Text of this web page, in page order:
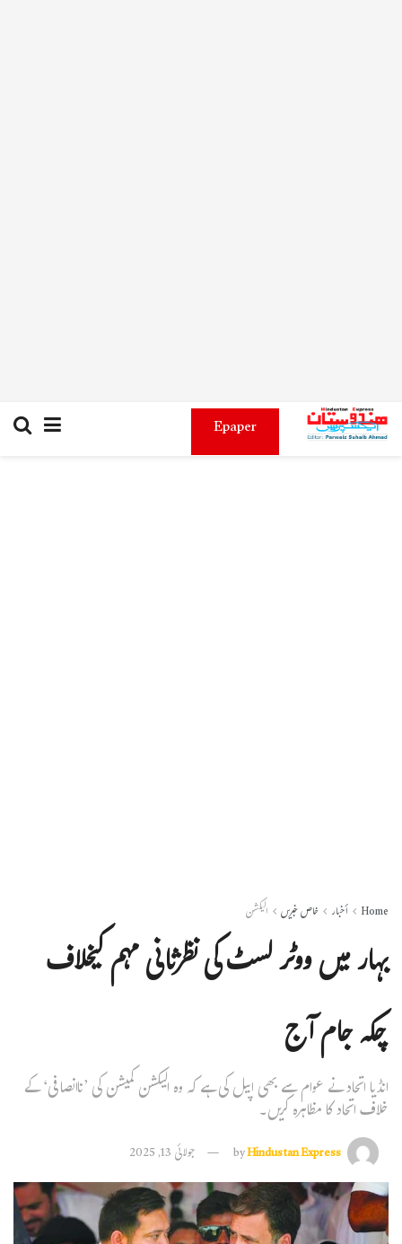
Epaper
Home أخبار خاص خبریں الیکشن
بہار میں ووٹر لسٹ کی نظرثانی مہم کیخلاف
چکہ جام آج
انڈیا اتحاد نے عوام سے بھی اپیل کی ہے کہ وہ الیکشن کمیشن کی ’ناانصافی‘ کے
خلاف اتحاد کا مظاہرہ کریں۔
byHindustan Express جولائی 13, 2025